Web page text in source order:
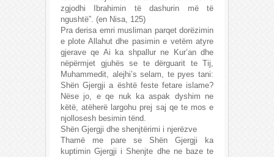
zgjodhi Ibrahimin të dashurin më të
ngushtë”. (en Nisa, 125)
Pra derisa emri musliman parqet dorëzimin
e plote Allahut dhe pasimin e vetëm atyre
gjerave qe Ai ka shpallur ne Kur’an dhe
nëpërmjet gjuhës se te dërguarit te Tij,
Muhammedit, alejhi’s selam, te pyes tani:
Shën Gjergji a është feste fetare islame?
Nëse jo, e qe nuk ka aspak dyshim ne
këtë, atëherë largohu prej saj qe te mos e
njollosesh besimin tënd.
Shën Gjergji dhe shenjtërimi i njerëzve
Thamë me pare se Shën Gjergji ka
kuptimin Gjergji i Shenjte dhe ne baze te